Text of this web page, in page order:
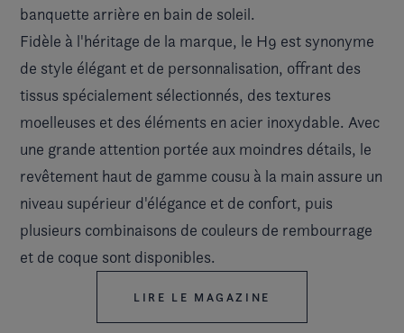
banquette arrière en bain de soleil.
Fidèle à l'héritage de la marque, le H9 est synonyme
de style élégant et de personnalisation, offrant des
tissus spécialement sélectionnés, des textures
moelleuses et des éléments en acier inoxydable. Avec
une grande attention portée aux moindres détails, le
revêtement haut de gamme cousu à la main assure un
niveau supérieur d'élégance et de confort, puis
plusieurs combinaisons de couleurs de rembourrage
et de coque sont disponibles.
LIRE LE MAGAZINE